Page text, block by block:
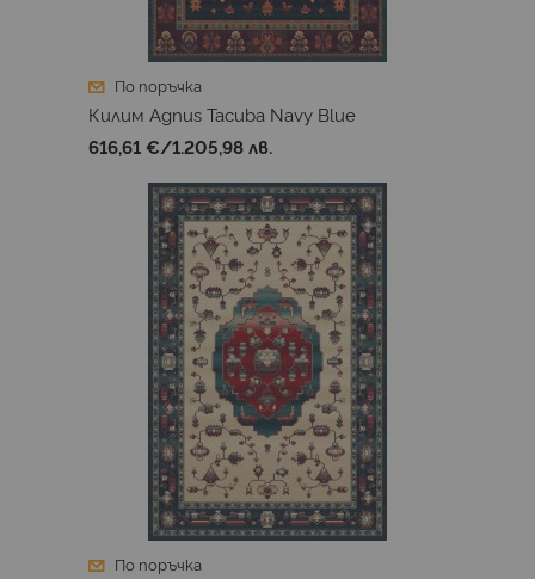
По поръчка
Килим Agnus Tacuba Navy Blue
616,61 €/1.205,98 лв.
По поръчка